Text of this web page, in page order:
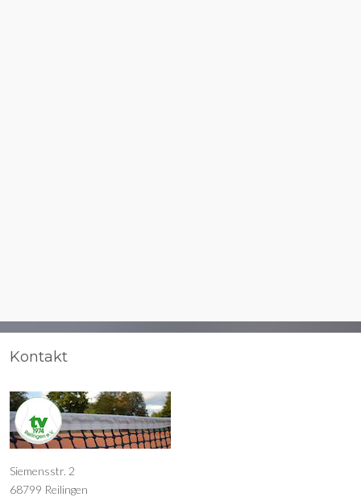
Kontakt
Siemensstr. 2
68799 Reilingen